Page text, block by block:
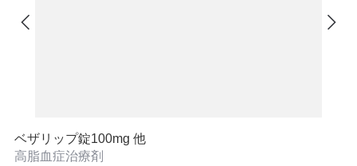
ベザリップ錠100mg 他
高脂血症治療剤